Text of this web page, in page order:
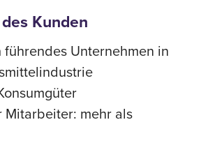
Kunden
führendes Unternehmen in
Mitarbeiter: mehr als